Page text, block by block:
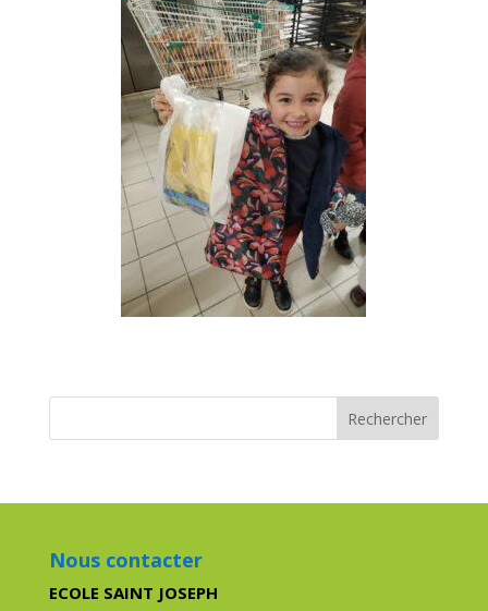
Nous contacter
ECOLE SAINT JOSEPH